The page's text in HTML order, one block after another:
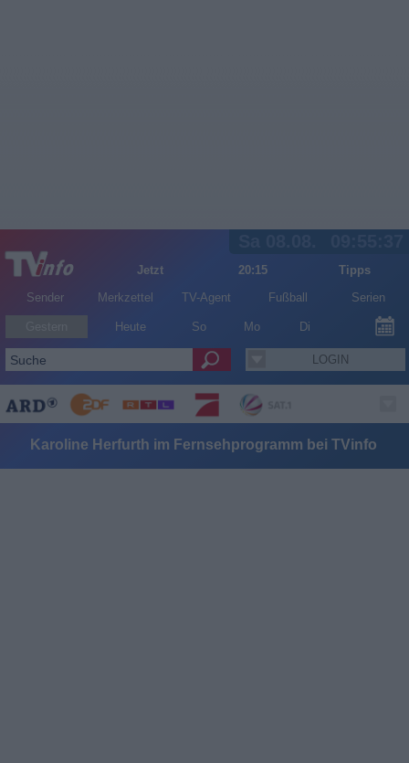
Jetzt 20:15
Tipps
Sender
Merkzettel TV-Agent Fußball Serien
Heute So Mo Di
LOGIN
Karoline Herfurth im Fernsehprogramm bei TVinfo